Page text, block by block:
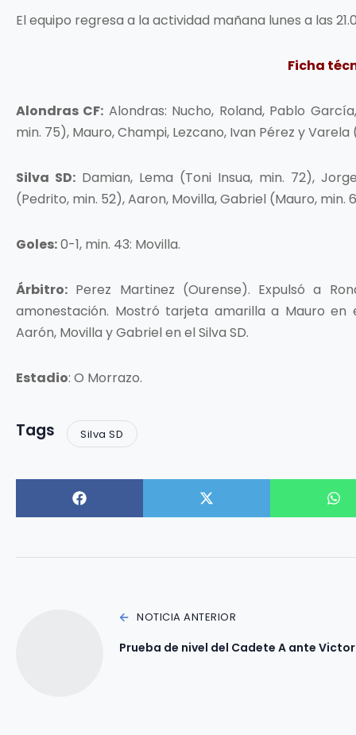
El equipo regresa a la actividad mañana lunes a las
Ficha
Alondras CF: Alondras: Nucho, Roland, Pablo
min. 75), Mauro, Champi, Lezcano, Ivan Pérez y Varela
Silva SD: Damian, Lema (Toni Insua, min. 72),
(Pedrito, min. 52), Aaron, Movilla, Gabriel (Mauro, min.
Goles:0-1, min. 43: Movilla.
Árbitro: Perez Martinez (Ourense). Expulsó a
amonestación. Mostró tarjeta amarilla a Mauro en
Aarón, Movilla y Gabriel en el Silva SD.
Estadio: O Morrazo.
Tags Silva SD
NOTICIA ANTERIOR
Prueba de nivel del Cadete A ante